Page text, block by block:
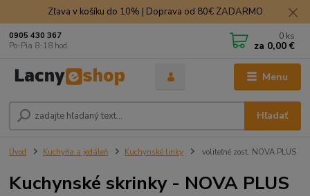
Zľava v košíku do 10% | Doprava od 80€ ZADARMO
Menu
Hľadať
0905 430 367
Po-Pia 8-18 hod.
0 ks
za 0,00 €
Úvod Kuchyňa a jedáleň Kuchynské linky voliteľné zost. NOVA PLUS
Kuchynské skrinky - NOVA PLUS